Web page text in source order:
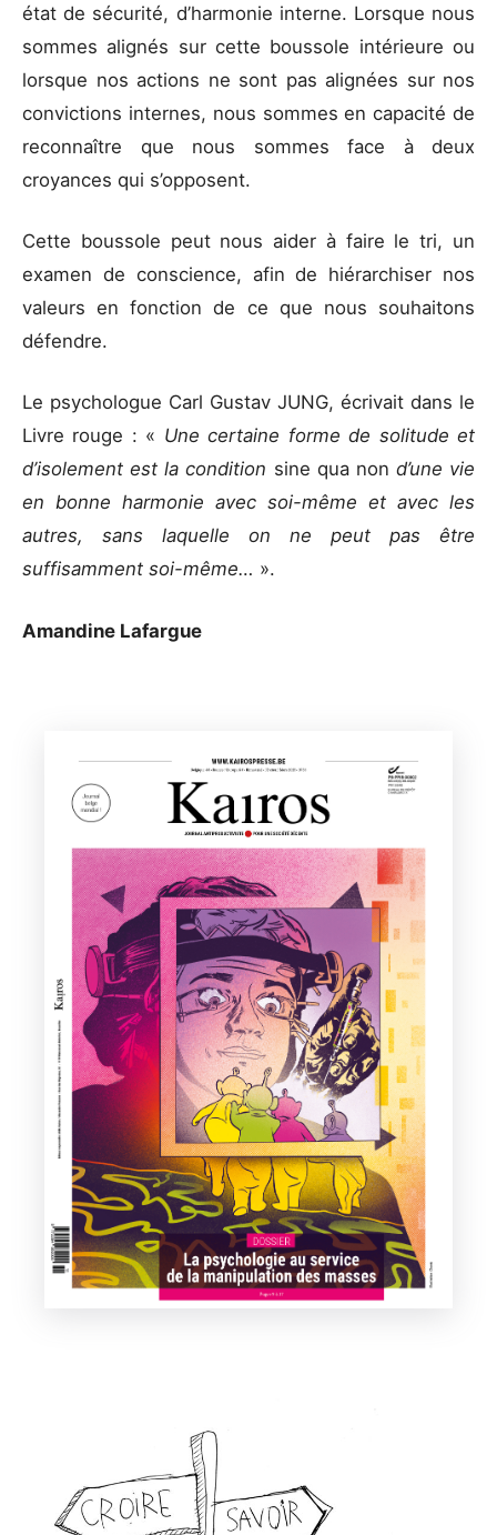
état de sécurité, d’harmonie interne. Lorsque nous
sommes alignés sur cette boussole intérieure ou
lorsque nos actions ne sont pas alignées sur nos
convictions internes, nous sommes en capacité de
reconnaître que nous sommes face à deux
croyances qui s’opposent.
Cette boussole peut nous aider à faire le tri, un
examen de conscience, afin de hiérarchiser nos
valeurs en fonction de ce que nous souhaitons
défendre.
Le psychologue Carl Gustav JUNG, écrivait dans le
Livre rouge : « Une certaine forme de solitude et
d’isolement est la condition sine qua non d’une vie
en bonne harmonie avec soi-même et avec les
autres, sans laquelle on ne peut pas être
suffisamment soi-même… ».
Amandine Lafargue